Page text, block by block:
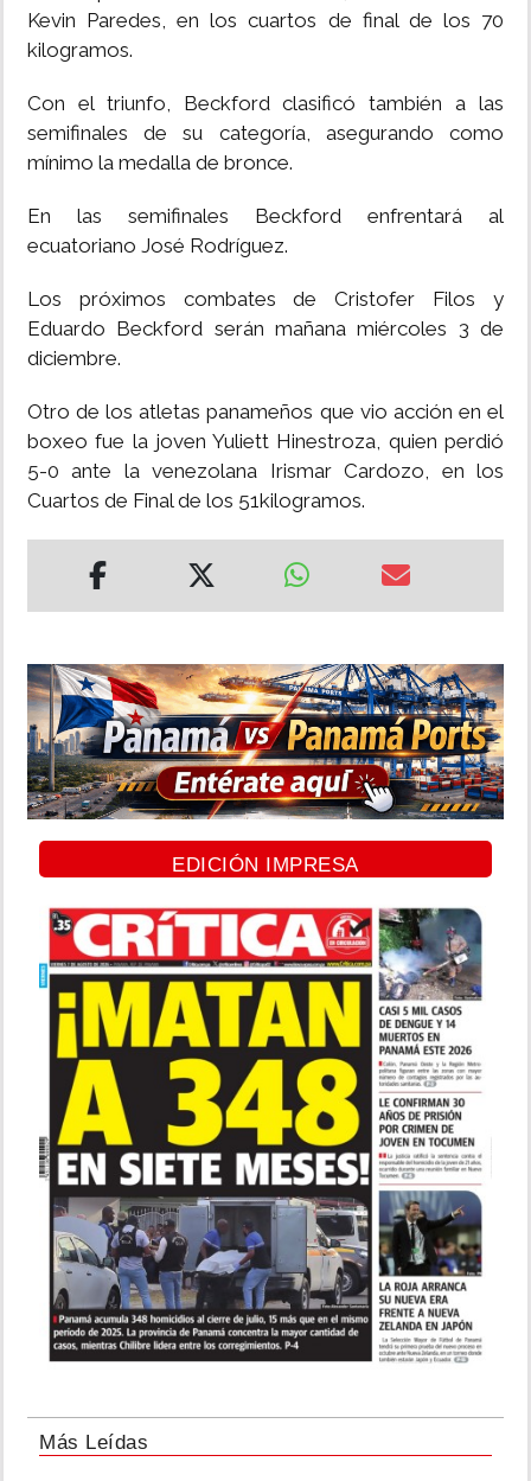
Kevin Paredes, en los cuartos de final de los 70
kilogramos.
Con el triunfo, Beckford clasificó también a las
semifinales de su categoría, asegurando como
mínimo la medalla de bronce.
En las semifinales Beckford enfrentará al
ecuatoriano José Rodríguez.
Los próximos combates de Cristofer Filos y
Eduardo Beckford serán mañana miércoles 3 de
diciembre.
Otro de los atletas panameños que vio acción en el
boxeo fue la joven Yuliett Hinestroza, quien perdió
5-0 ante la venezolana Irismar Cardozo, en los
Cuartos de Final de los 51kilogramos.
EDICIÓN IMPRESA
Más Leídas